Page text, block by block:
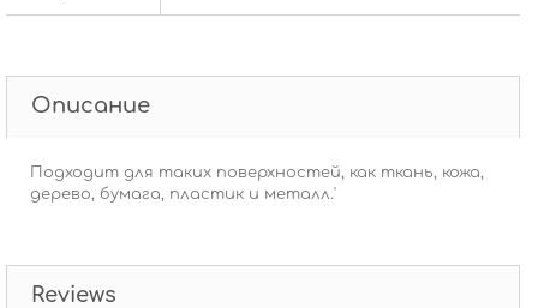
Описание
Подходит для таких поверхностей, как ткань, кожа,
дерево, бумага, пластик и металл.'
Reviews